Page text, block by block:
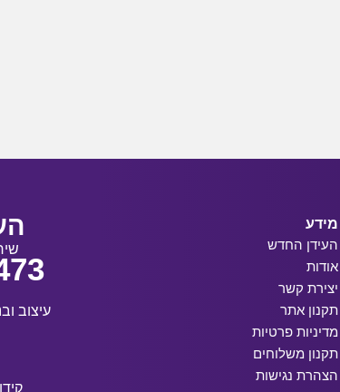
מידע
העידן החדש
אודות
יצירת קשר
תקנון אתר
מדיניות פרטיות
תקנון משלוחים
הצהרת נגישות
עיצוב